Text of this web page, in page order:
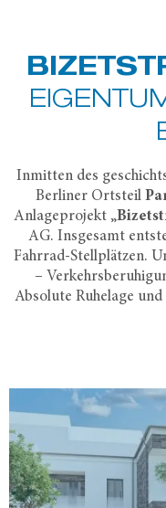
Inmitten des
Berliner Ortsteil
Anlageprojekt „
AG. Insgesamt
Fahrrad-Stellplätzen.
–
Absolute Ruhelage